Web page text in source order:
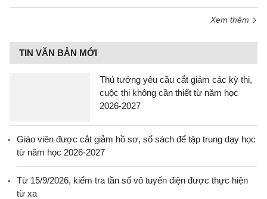
Xem thêm
TIN VĂN BẢN MỚI
Thủ tướng yêu cầu cắt giảm các kỳ thi,
cuộc thi không cần thiết từ năm học
2026-2027
Giáo viên được cắt giảm hồ sơ, sổ sách để tập trung dạy học
từ năm học 2026-2027
Từ 15/9/2026, kiểm tra tần số vô tuyến điện được thực hiện
từ xa